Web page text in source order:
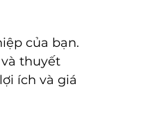
của bạn.
thuyết
ích và giá